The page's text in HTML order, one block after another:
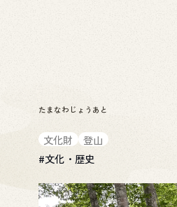
たまなわじょうあと
文化財
登山
#文化・歴史